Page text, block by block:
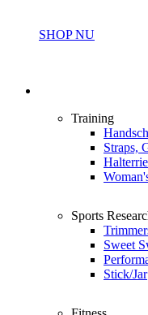
SHOP NU
Training
Straps,
Sports
Sweet
Stick/Jar